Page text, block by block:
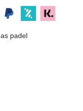
padel